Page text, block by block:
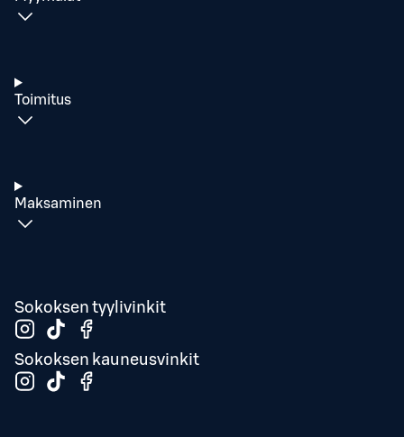
Toimitus
Maksaminen
Sokoksen tyylivinkit
Sokoksen kauneusvinkit